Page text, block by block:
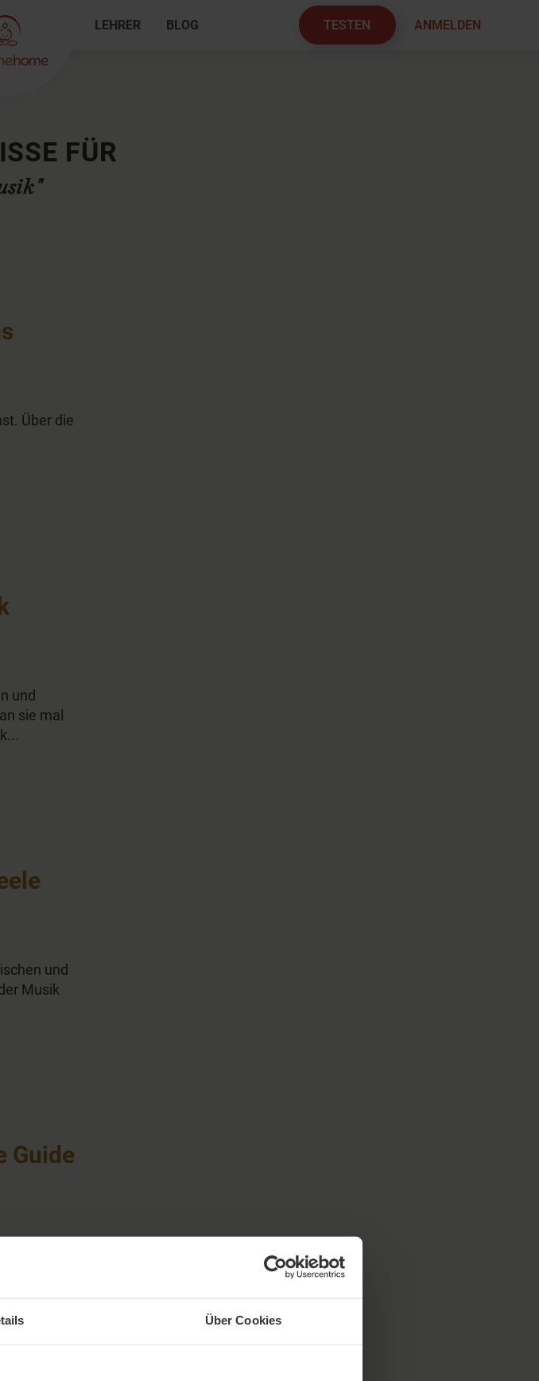
Über Cookies
LEHRER BLOG TESTEN ANMELDEN
FÜR
Über die
und
sie mal
und
Musik
Guide
fürs